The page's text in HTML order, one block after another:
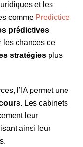
et les
comme Predictice
prédictives,
les chances de
stratégies plus
l’IA permet une
. Les cabinets
leur
ainsi leur